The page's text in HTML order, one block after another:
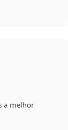
a melhor